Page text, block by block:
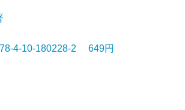
4-10-180228-2 649円